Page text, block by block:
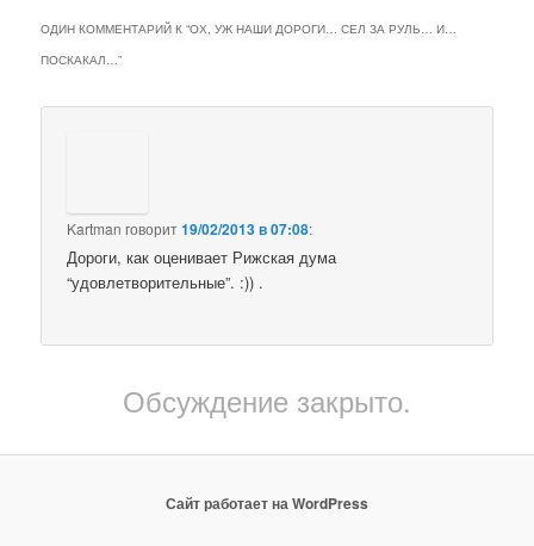
ОДИН КОММЕНТАРИЙ К “ОХ, УЖ НАШИ ДОРОГИ… СЕЛ ЗА РУЛЬ… И…
ПОСКАКАЛ…”
Kartman говорит19/02/2013 в 07:08:
Дороги, как оценивает Рижская дума
“удовлетворительные”. :)) .
Обсуждение закрыто.
Сайт работает на WordPress